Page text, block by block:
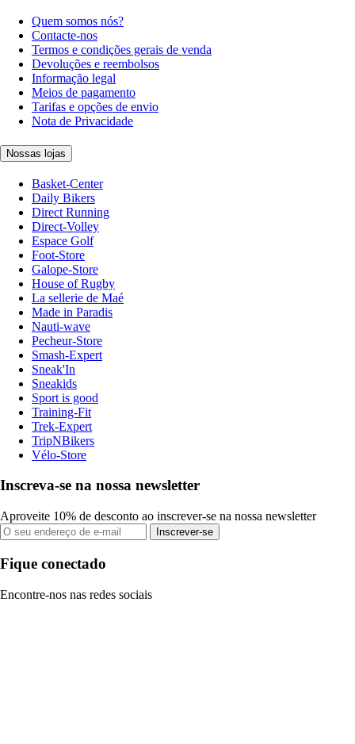
Quem somos nós?
Contacte-nos
Termos e condições gerais de venda
Devoluções e reembolsos
Informação legal
Meios de pagamento
Tarifas e opções de envio
Nota de Privacidade
Nossas lojas
Basket-Center
Daily Bikers
Direct Running
Direct-Volley
Espace Golf
Foot-Store
Galope-Store
House of Rugby
La sellerie de Maé
Made in Paradis
Nauti-wave
Pecheur-Store
Smash-Expert
Sneak'In
Sneakids
Sport is good
Training-Fit
Trek-Expert
TripNBikers
Vélo-Store
Inscreva-se na nossa newsletter
Aproveite 10% de desconto ao inscrever-se na nossa newsletter
Inscrever-se
Fique conectado
Encontre-nos nas redes sociais